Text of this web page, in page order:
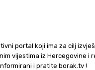
portal koji ima za cilj
vijestima iz Hercegovine i
i pratite borak.tv !